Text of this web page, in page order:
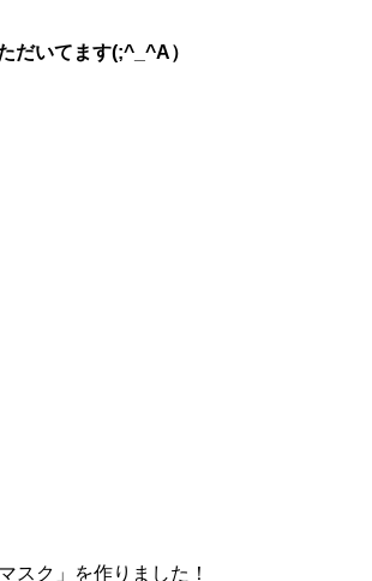
だいてます(;^_^A）
スク」を作りました！